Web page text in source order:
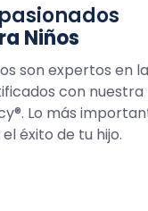
Niños
son expertos en
con
Lo más
éxito de tu hijo.